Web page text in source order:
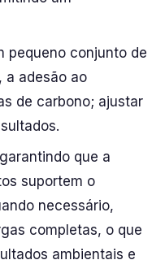
pequeno conjunto de
a adesão ao
de carbono; ajustar
que a
suportem o
necessário,
completas, o que
ambientais e